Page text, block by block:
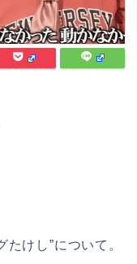
けし”について。